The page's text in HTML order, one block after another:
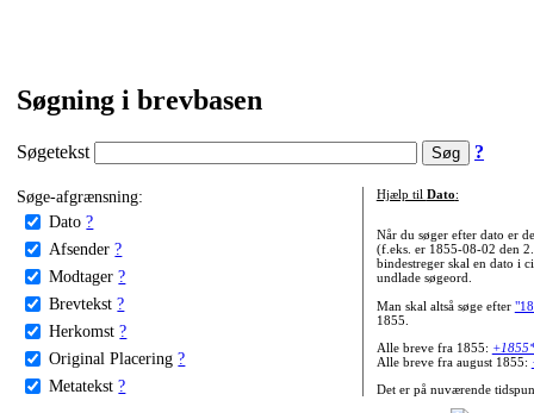
Søgning i brevbasen
Søgetekst ?
Søge-afgrænsning:
Dato ?
Afsender ?
Modtager ?
Brevtekst ?
Herkomst ?
Original Placering ?
Metatekst ?
Hjælp til Dato:
Når du søger efter dato er
(f.eks. er 1855-08-02 den
bindestreger skal en dato i
undlade søgeord.
Man skal altså søge efter
1855.
Alle breve fra 1855:
Alle breve fra august 1855:
Det er på nuværende